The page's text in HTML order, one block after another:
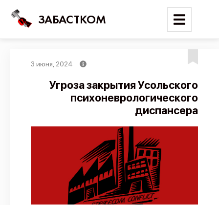
ЗАБАСТКОМ
Поиск
Карта событий
Трудовые конфликты
Отчеты
Предложить публикацию
Справочник
3 июня, 2024
Угроза закрытия Усольского
психоневрологического
диспансера